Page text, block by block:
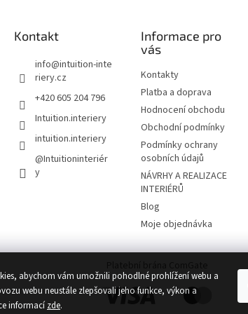
abychom vám umožnili pohodlné prohlížení webu a
webu neustále zlepšovali jeho funkce, výkon a
informacízde.
Kontakt
info@intuition-inte
riery.cz
+420 605 204 796
Intuition.interiery
intuition.interiery
@Intuitioninteriér
y
Informace pro
vás
Kontakty
Platba a doprava
Hodnocení obchodu
Obchodní podmínky
Podmínky ochrany
osobních údajů
NÁVRHY A REALIZACE
INTERIÉRŮ
Blog
Moje objednávka